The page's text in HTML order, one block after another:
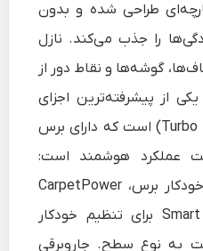
طراحی شده و بدون
را جذب می‌کند. نازل
گوشه‌ها و نقاط دور از
پیشرفته‌ترین اجزای
این مدل پارو توربو (Turbo Brush) است که دارای برس
هوشمند است:
SelfClean برای پاک‌سازی خودکار برس، CarpetPower
برای نظافت عمیق فرش، Smart برای تنظیم خودکار
سطح. جاروبرقی